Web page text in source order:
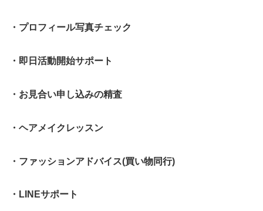
・プロフィール写真チェック
・即日活動開始サポート
・お見合い申し込みの精査
・ヘアメイクレッスン
・ファッションアドバイス(買い物同行)
・LINEサポート